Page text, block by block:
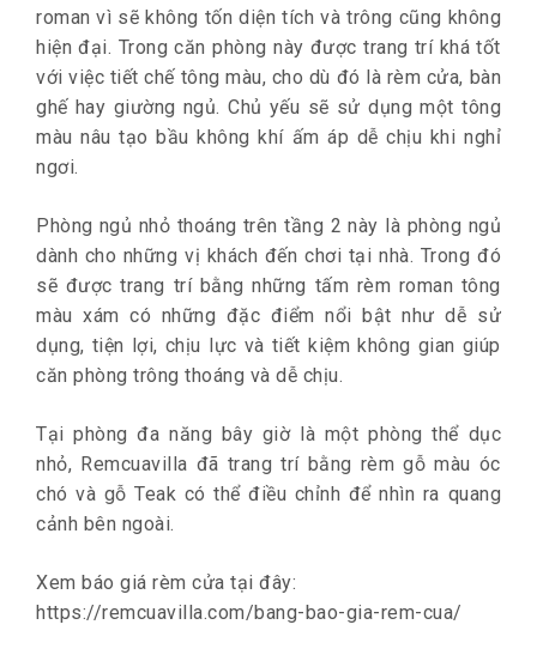
roman vì sẽ không tốn diện tích và trông cũng không
hiện đại. Trong căn phòng này được trang trí khá tốt
với việc tiết chế tông màu, cho dù đó là rèm cửa, bàn
ghế hay giường ngủ. Chủ yếu sẽ sử dụng một tông
màu nâu tạo bầu không khí ấm áp dễ chịu khi nghỉ
ngơi.
Phòng ngủ nhỏ thoáng trên tầng 2 này là phòng ngủ
dành cho những vị khách đến chơi tại nhà. Trong đó
sẽ được trang trí bằng những tấm rèm roman tông
màu xám có những đặc điểm nổi bật như dễ sử
dụng, tiện lợi, chịu lực và tiết kiệm không gian giúp
căn phòng trông thoáng và dễ chịu.
Tại phòng đa năng bây giờ là một phòng thể dục
nhỏ, Remcuavilla đã trang trí bằng rèm gỗ màu óc
chó và gỗ Teak có thể điều chỉnh để nhìn ra quang
cảnh bên ngoài.
Xem báo giá rèm cửa tại đây:
https://remcuavilla.com/bang-bao-gia-rem-cua/